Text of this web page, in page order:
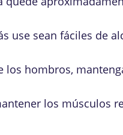
use sean fáciles de
hombros,
los músculos